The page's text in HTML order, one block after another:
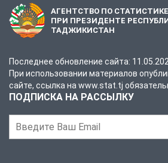
АГЕНТСТВО ПО СТАТИСТИКЕ
ПРИ ПРЕЗИДЕНТЕ
ТАДЖИКИСТАН
Последнее обновление сайта:
При использовании материалов
сайте, ссылка на www.stat.tj
ПОДПИСКА НА РАССЫЛКУ